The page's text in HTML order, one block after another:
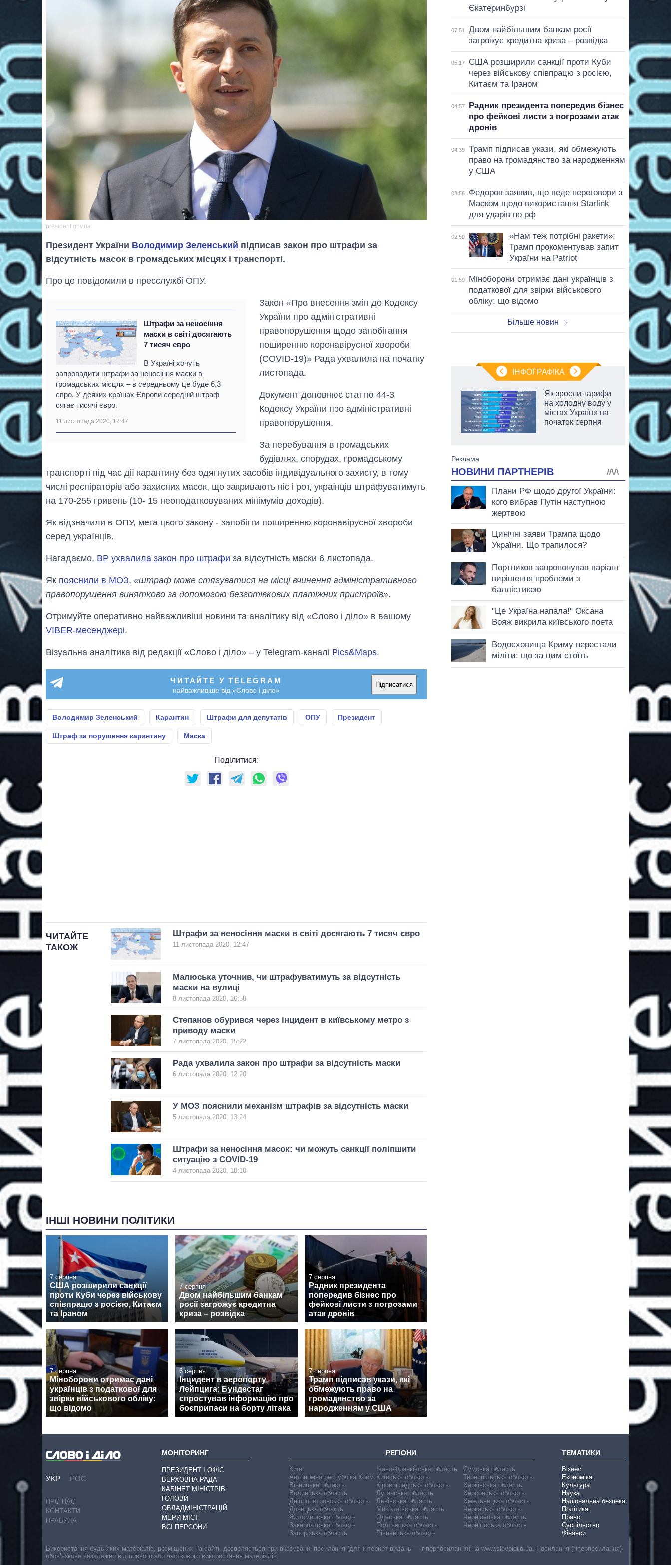
president.gov.ua
Президент України Володимир Зеленський підписав закон про штрафи за
відсутність масок в громадських місцях і транспорті.
Про це повідомили в пресслужбі ОПУ.
Штрафи за неносіння
маски в світі досягають
7 тисяч євро
В Україні хочуть
запровадити штрафи за неносіння маски в
громадських місцях – в середньому це буде 6,3
євро. У деяких країнах Європи середній штраф
сягає тисячі євро.
11 листопада 2020, 12:47
Закон «Про внесення змін до Кодексу
України про адміністративні
правопорушення щодо запобігання
поширенню коронавірусної хвороби
(COVID-19)» Рада ухвалила на початку
листопада.
Документ доповнює статтю 44-3
Кодексу України про адміністративні
правопорушення.
За перебування в громадських
будівлях, спорудах, громадському
транспорті під час дії карантину без одягнутих засобів індивідуального захисту, в тому
числі респіраторів або захисних масок, що закривають ніс і рот, українців штрафуватимуть
на 170-255 гривень (10- 15 неоподатковуваних мінімумів доходів).
Як відзначили в ОПУ, мета цього закону - запобігти поширенню коронавірусної хвороби
серед українців.
Нагадаємо, ВР ухвалила закон про штрафи за відсутність маски 6 листопада.
Як пояснили в МОЗ, «штраф може стягуватися на місці вчинення адміністративного
правопорушення винятково за допомогою безготівкових платіжних пристроїв».
Отримуйте оперативно найважливіші новини та аналітику від «Слово і діло» в вашому
VIBER-месенджері.
Візуальна аналітика від редакції «Слово і діло» – у Telegram-каналі Pics&Maps.
ЧИТАЙТЕ У TELEGRAM
найважливіше від «Слово і діло»
Підписатися
Володимир Зеленський Карантин Штрафи для депутатів ОПУ Президент
Штраф за порушення карантину Маска
Поділитися:
ЧИТАЙТЕ
ТАКОЖ
Штрафи за неносіння маски в світі досягають 7 тисяч євро
11 листопада 2020, 12:47
Малюська уточнив, чи штрафуватимуть за відсутність
маски на вулиці
8 листопада 2020, 16:58
Степанов обурився через інцидент в київському метро з
приводу маски
7 листопада 2020, 15:22
Рада ухвалила закон про штрафи за відсутність маски
6 листопада 2020, 12:20
У МОЗ пояснили механізм штрафів за відсутність маски
5 листопада 2020, 13:24
Штрафи за неносіння масок: чи можуть санкції поліпшити
ситуацію з COVID-19
4 листопада 2020, 18:10
ІНШІ НОВИНИ ПОЛІТИКИ
7 серпня
США розширили санкції
проти Куби через військову
співпрацю з росією, Китаєм
та Іраном
7 серпня
Двом найбільшим банкам
росії загрожує кредитна
криза – розвідка
7 серпня
Радник президента
попередив бізнес про
фейкові листи з погрозами
атак дронів
7 серпня
Міноборони отримає дані
українців з податкової для
звірки військового обліку:
що відомо
6 серпня
Інцидент в аеропорту
Лейпцига: Бундестаг
спростував інформацію про
боєприпаси на борту літака
7 серпня
Трамп підписав укази, які
обмежують право на
громадянство за
народженням у США
Єкатеринбурзі
07:51
Двом найбільшим банкам росії
загрожує кредитна криза – розвідка
05:17
США розширили санкції проти Куби
через військову співпрацю з росією,
Китаєм та Іраном
04:57
Радник президента попередив бізнес
про фейкові листи з погрозами атак
дронів
04:39
Трамп підписав укази, які обмежують
право на громадянство за народженням
у США
03:56
Федоров заявив, що веде переговори з
Маском щодо використання Starlink
для ударів по рф
02:59
«Нам теж потрібні ракети»:
Трамп прокоментував запит
України на Patriot
01:59
Міноборони отримає дані українців з
податкової для звірки військового
обліку: що відомо
Більше новин
ІНФОГРАФІКА
Скільки картоплі
Україні до і під час
Як зросли тарифи
на холодну воду у
містах України на
початок серпня
УКР РОС
ПРО НАС
КОНТАКТИ
ПРАВИЛА
МОНІТОРИНГ
ПРЕЗИДЕНТ І ОФІС
ВЕРХОВНА РАДА
КАБІНЕТ МІНІСТРІВ
ГОЛОВИ
ОБЛАДМІНІСТРАЦІЙ
МЕРИ МІСТ
ВСІ ПЕРСОНИ
РЕГІОНИ
Київ
Автономна республіка Крим
Вінницька область
Волинська область
Дніпропетровська область
Донецька область
Житомирська область
Закарпатська область
Запорізька область
Івано-Франківська область
Київська область
Кіровоградська область
Луганська область
Львівська область
Миколаївська область
Одеська область
Полтавська область
Рівненська область
Сумська область
Тернопільська область
Харківська область
Херсонська область
Хмельницька область
Черкаська область
Чернівецька область
Чернігівська область
ТЕМАТИКИ
Бізнес
Економіка
Культура
Наука
Національна безпека
Політика
Право
Суспільство
Фінанси
Використання будь-яких матеріалів, розміщених на сайті, дозволяється при вказуванні посилання (для інтернет-видань — гіперпосилання) на www.slovoidilo.ua. Посилання (гіперпосилання)
обов’язкове незалежно від повного або часткового використання матеріалів.